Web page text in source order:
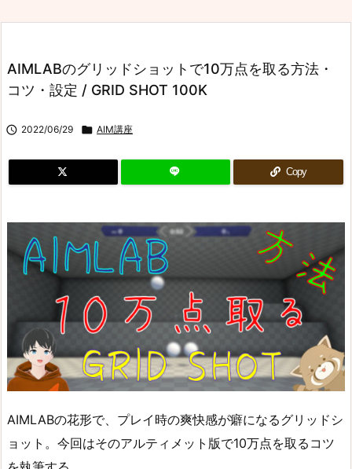
AIMLABのグリッドショットで10万点を取る方法・
コツ・設定 / GRID SHOT 100K
 2022/06/29  AIM講座
Copy
AIMLABの花形で、プレイ時の爽快感が癖になるグリッドシ
ョット。今回はそのアルティメット版で10万点を取るコツ